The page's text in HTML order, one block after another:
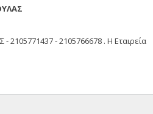
- 2105766678 . Η Εταιρεία